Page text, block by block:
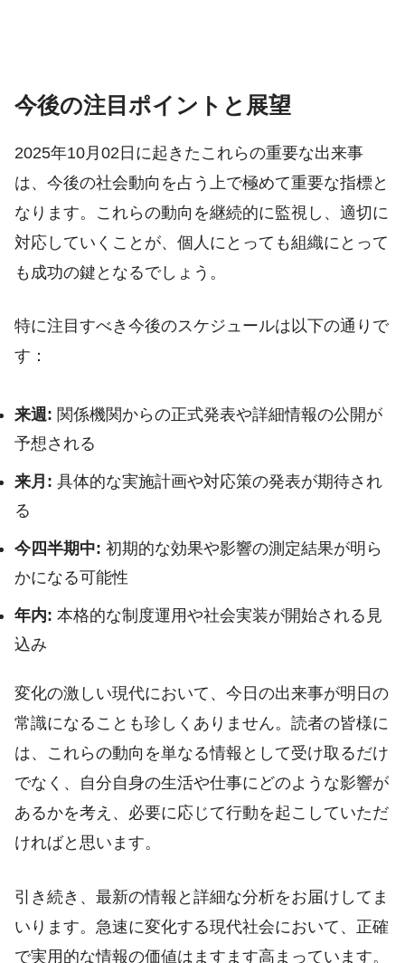
今後の注目ポイントと展望
2025年10月02日に起きたこれらの重要な出来事
は、今後の社会動向を占う上で極めて重要な指標と
なります。これらの動向を継続的に監視し、適切に
対応していくことが、個人にとっても組織にとって
も成功の鍵となるでしょう。
特に注目すべき今後のスケジュールは以下の通りで
す：
来週: 関係機関からの正式発表や詳細情報の公開が
予想される
来月: 具体的な実施計画や対応策の発表が期待され
る
今四半期中: 初期的な効果や影響の測定結果が明ら
かになる可能性
年内: 本格的な制度運用や社会実装が開始される見
込み
変化の激しい現代において、今日の出来事が明日の
常識になることも珍しくありません。読者の皆様に
は、これらの動向を単なる情報として受け取るだけ
でなく、自分自身の生活や仕事にどのような影響が
あるかを考え、必要に応じて行動を起こしていただ
ければと思います。
引き続き、最新の情報と詳細な分析をお届けしてま
いります。急速に変化する現代社会において、正確
で実用的な情報の価値はますます高まっています。